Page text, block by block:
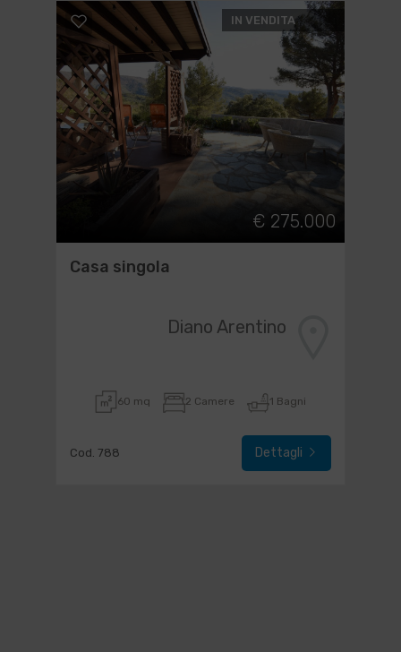
IN VENDITA
€ 275.000
Casa singola
Diano Arentino
60 mq 2 Camere 1 Bagni
Cod. 788 Dettagli